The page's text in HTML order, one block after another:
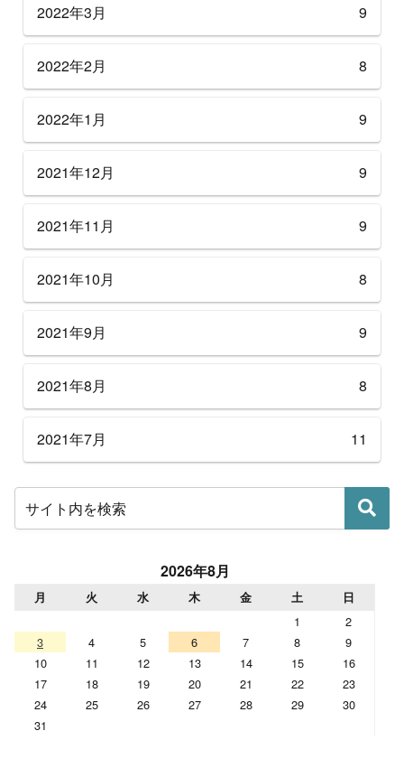
2022年3月 9
2022年2月 8
2022年1月 9
2021年12月 9
2021年11月 9
2021年10月 8
2021年9月 9
2021年8月 8
2021年7月 11
2026年8月
月 火 水 木 金 土 日
1
2
3
4 5 6 7 8
9
10
11 12 13 14 15
16
17
18 19 20 21 22
23
24
25 26 27 28 29
30
31